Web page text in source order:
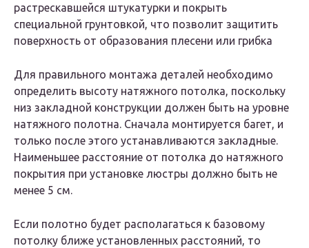
растрескавшейся штукатурки и покрыть
специальной грунтовкой, что позволит защитить
поверхность от образования плесени или грибка
Для правильного монтажа деталей необходимо
определить высоту натяжного потолка, поскольку
низ закладной конструкции должен быть на уровне
натяжного полотна. Сначала монтируется багет, и
только после этого устанавливаются закладные.
Наименьшее расстояние от потолка до натяжного
покрытия при установке люстры должно быть не
менее 5 см.
Если полотно будет располагаться к базовому
потолку ближе установленных расстояний, то